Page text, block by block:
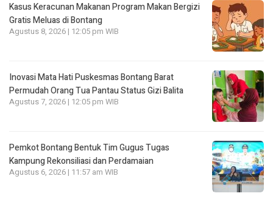
Kasus Keracunan Makanan Program Makan Bergizi
Gratis Meluas di Bontang
Agustus 8, 2026 | 12:05 pm WIB
Inovasi Mata Hati Puskesmas Bontang Barat
Permudah Orang Tua Pantau Status Gizi Balita
Agustus 7, 2026 | 12:05 pm WIB
Pemkot Bontang Bentuk Tim Gugus Tugas
Kampung Rekonsiliasi dan Perdamaian
Agustus 6, 2026 | 11:57 am WIB